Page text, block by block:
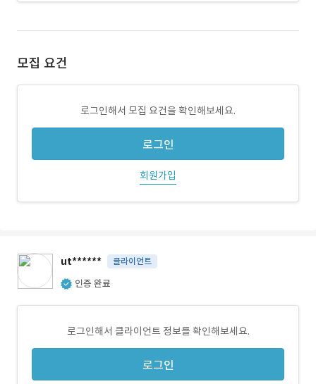
모집 요건
로그인해서 모집 요건을 확인해보세요.
로그인
회원가입
ut****** 클라이언트
인증 완료
로그인해서 클라이언트 정보를 확인해보세요.
로그인